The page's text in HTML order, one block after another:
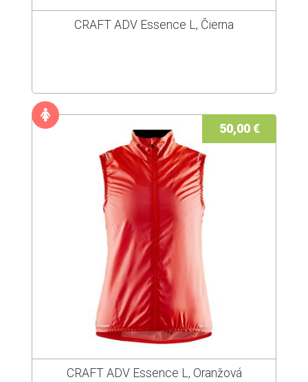
CRAFT ADV Essence L, Čierna
50,00 €
CRAFT ADV Essence L, Oranžová